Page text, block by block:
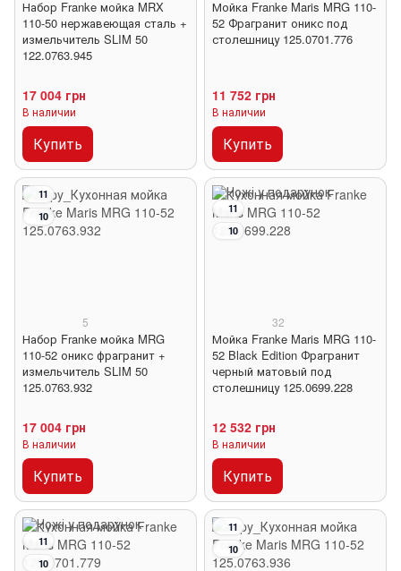
Набор Franke мойка MRX
110-50 нержавеющая сталь +
измельчитель SLIM 50
122.0763.945
17 004 грн
В наличии
Купить
Мойка Franke Maris MRG 110-
52 Фрагранит оникс под
столешницу 125.0701.776
11 752 грн
В наличии
Купить
11
10
5
Набор Franke мойка MRG
110-52 оникс фрагранит +
измельчитель SLIM 50
125.0763.932
17 004 грн
В наличии
Купить
11
10
32
Мойка Franke Maris MRG 110-
52 Black Edition Фрагранит
черный матовый под
столешницу 125.0699.228
12 532 грн
В наличии
Купить
11
10
11
10